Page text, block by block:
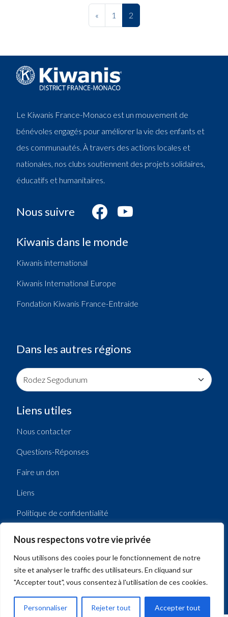
Nous respectons votre vie privée
Nous utilisons des cooies pour le fonctionnement de notre
site et analyser le traffic des utilisateurs. En cliquand sur
"Accepter tout", vous consentez à l'utilisation de ces cookies.
Personnaliser Rejeter tout Accepter tout
« 1 2
Le Kiwanis France-Monaco est un mouvement de
bénévoles engagés pour améliorer la vie des enfants et
des communautés. À travers des actions locales et
nationales, nos clubs soutiennent des projets solidaires,
éducatifs et humanitaires.
Nous suivre
Kiwanis dans le monde
Kiwanis international
Kiwanis International Europe
Fondation Kiwanis France-Entraide
Dans les autres régions
Liens utiles
Nous contacter
Questions-Réponses
Faire un don
Liens
Politique de confidentialité
réservés